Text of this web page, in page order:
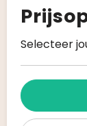
Selecteer